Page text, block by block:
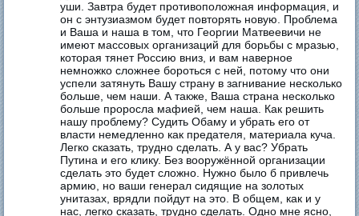
уши. Завтра будет противоположная информация, и
он с энтузиазмом будет повторять новую. Проблема
и Ваша и наша в том, что Георгии Матвеевичи не
имеют массовых организаций для борьбы с мразью,
которая тянет Россию вниз, и вам наверное
немножко сложнее бороться с ней, потому что они
успели затянуть Вашу страну в загнивание несколько
больше, чем наши. А также, Ваша страна несколько
больше проросла мафией, чем наша. Как решить
нашу проблему? Судить Обаму и убрать его от
власти немедленно как предателя, материала куча.
Легко сказать, трудно сделать. А у вас? Убрать
Путина и его клику. Без вооружённой организации
сделать это будет сложно. Нужно было б привлечь
армию, но ваши генерал сидящие на золотых
унитазах, врядли пойдут на это. В общем, как и у
нас, легко сказать, трудно сделать. Одно мне ясно,